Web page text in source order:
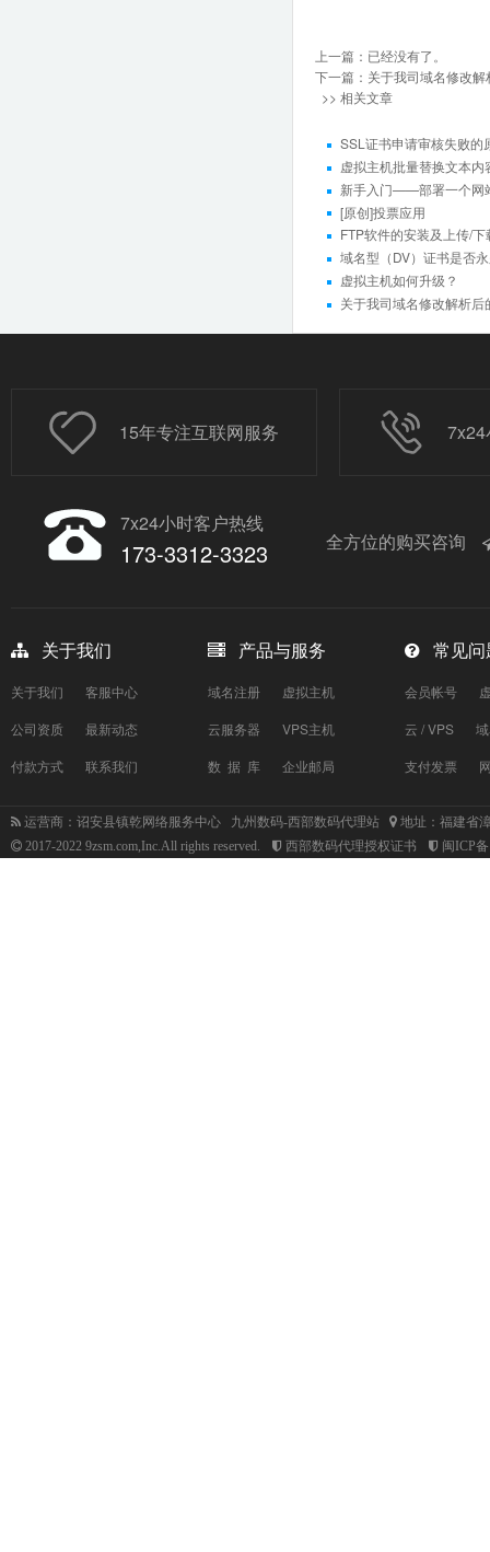
上一篇：已经没有了。
下一篇： 关于我司域名修改
>> 相关文章
SSL证书申请审核失败的
虚拟主机批量替换文本内
新手入门——部署一个网
[原创]投票应用
FTP软件的安装及上传/下
域名型（DV）证书是否
虚拟主机如何升级？
关于我司域名修改解析后
15年专注互联网服务
7x24小时客户热线
173-3312-3323 全方位的购买咨询
关于我们
关于我们
客服中心
公司资质
最新动态
付款方式
联系我们
产品与服务
域名注册
虚拟主机
云服务器
VPS主机
数 据 库
企业邮局
常见问
会员帐号
云 / VPS
支付发票
运营商：诏安县镇乾网络服务中心 九州数码-西部数码代理站
地址：福建省
2017-2022 9zsm.com,Inc.All rights reserved.
西部数码代理授权证书 闽ICP